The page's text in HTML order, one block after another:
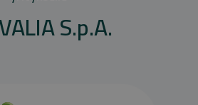
S.p.A.